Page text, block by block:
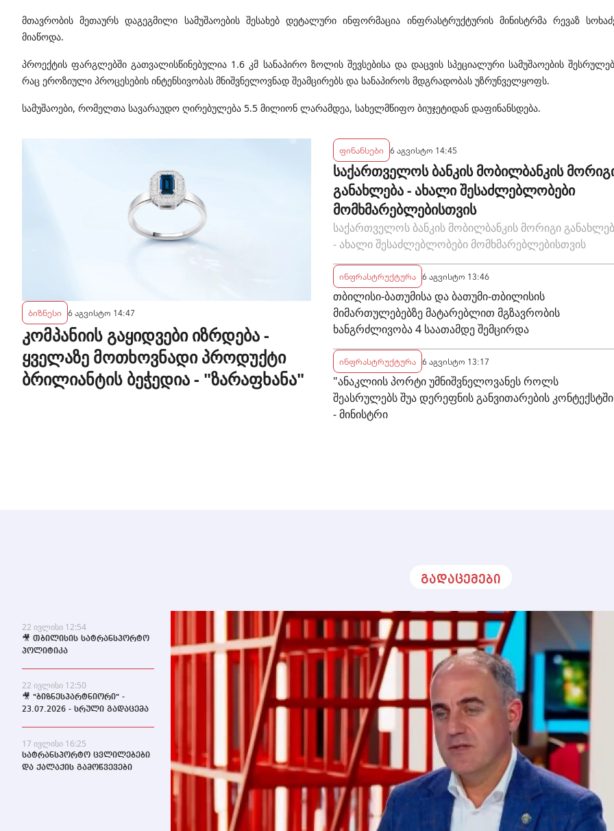
მთავრობის მეთაურს დაგეგმილი სამუშაოების შესახებ დეტალური ინფორმაცია ინფრასტრუქტურის მინისტრმა რევაზ
მიაწოდა.
პროექტის ფარგლებში გათვალისწინებულია 1.6 კმ სანაპირო ზოლის შევსებისა და დაცვის სპეციალური სამუშაოების
რაც ეროზიული პროცესების ინტენსივობას მნიშვნელოვნად შეამცირებს და სანაპიროს მდგრადობას უზრუნველყოფს.
სამუშაოები, რომელთა სავარაუდო ღირებულება 5.5 მილიონ ლარამდეა, სახელმწიფო ბიუჯეტიდან დაფინანსდება.
ბიზნესი 6 აგვისტო 14:47
კომპანიის გაყიდვები იზრდება -
ყველაზე მოთხოვნადი პროდუქტი
ბრილიანტის ბეჭედია - "ზარაფხანა"
ფინანსები 6 აგვისტო 14:45
საქართველოს ბანკის მობილბანკის
განახლება - ახალი შესაძლებლობები
მომხმარებლებისთვის
საქართველოს ბანკის მობილბანკის მორიგი
- ახალი შესაძლებლობები მომხმარებლებისთვის
ინფრასტრუქტურა 6 აგვისტო 13:46
თბილისი-ბათუმისა და ბათუმი-თბილისის
მიმართულებებზე მატარებლით მგზავრობის
ხანგრძლივობა 4 საათამდე შემცირდა
ინფრასტრუქტურა 6 აგვისტო 13:17
"ანაკლიის პორტი უმნიშვნელოვანეს როლს
შეასრულებს შუა დერეფნის განვითარების
- მინისტრი
გადაცემები
22 ივლისი 12:54
🎥 თბილისის სატრანსპორტო
პოლიტიკა
22 ივლისი 12:50
🎥 "ბიზნესპარტნიორი" -
23.07.2026 - სრული გადაცემა
17 ივლისი 16:25
სატრანსპორტო ცვლილებები
და ქალაქის გამოწვევები